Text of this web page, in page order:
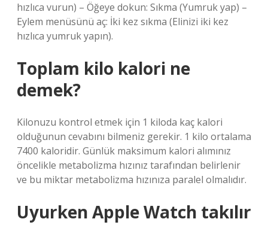
hızlıca vurun) – Öğeye dokun: Sıkma (Yumruk yap) –
Eylem menüsünü aç: İki kez sıkma (Elinizi iki kez
hızlıca yumruk yapın).
Toplam kilo kalori ne
demek?
Kilonuzu kontrol etmek için 1 kiloda kaç kalori
olduğunun cevabını bilmeniz gerekir. 1 kilo ortalama
7400 kaloridir. Günlük maksimum kalori alımınız
öncelikle metabolizma hızınız tarafından belirlenir
ve bu miktar metabolizma hızınıza paralel olmalıdır.
Uyurken Apple Watch takılır